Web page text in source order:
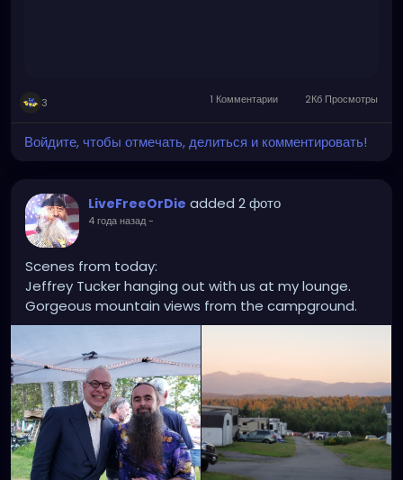
3 1 Комментарии 2Кб Просмотры
Войдите, чтобы отмечать, делиться и комментировать!
LiveFreeOrDie added 2 фото
4 года назад-
Scenes from today:
Jeffrey Tucker hanging out with us at my lounge.
Gorgeous mountain views from the campground.